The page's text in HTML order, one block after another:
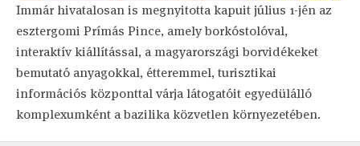
Immár hivatalosan is megnyitotta kapuit július 1-jén az
esztergomi Prímás Pince, amely borkóstolóval,
interaktív kiállítással, a magyarországi borvidékeket
bemutató anyagokkal, étteremmel, turisztikai
információs központtal várja látogatóit egyedülálló
komplexumként a bazilika közvetlen környezetében.